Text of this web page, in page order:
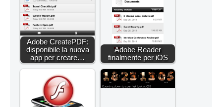
Adobe CreatePDF:
disponibile la nuova
app per creare…
Adobe Reader
finalmente per iOS